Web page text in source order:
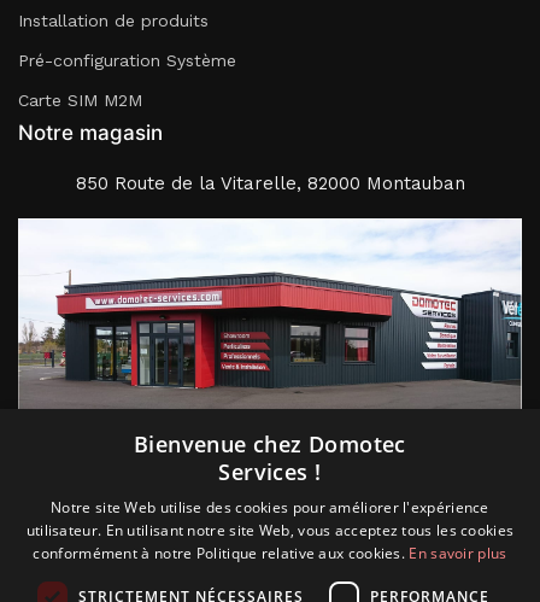
Installation de produits
Pré-configuration Système
Carte SIM M2M
Notre magasin
850 Route de la Vitarelle, 82000 Montauban
Suivez nous
Bienvenue chez Domotec
Services !
Notre site Web utilise des cookies pour améliorer l'expérience
utilisateur. En utilisant notre site Web, vous acceptez tous les cookies
conformément à notre Politique relative aux cookies. En savoir plus
STRICTEMENT NÉCESSAIRES PERFORMANCE